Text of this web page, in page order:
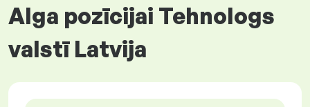
Alga pozīcijai Tehnologs
valstī Latvija